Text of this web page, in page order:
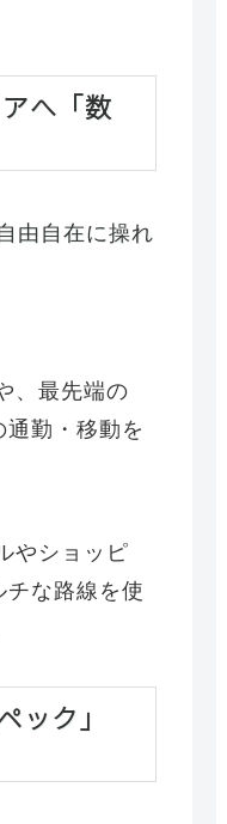
へ「数
由自在に操れ
、最先端の
勤・移動を
やショッピ
な路線を使
ク」